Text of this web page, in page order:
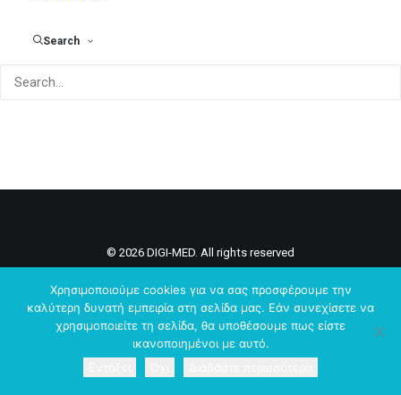
Search
© 2026 DIGI-MED. All rights reserved
Χρησιμοποιούμε cookies για να σας προσφέρουμε την
καλύτερη δυνατή εμπειρία στη σελίδα μας. Εάν συνεχίσετε να
χρησιμοποιείτε τη σελίδα, θα υποθέσουμε πως είστε
ικανοποιημένοι με αυτό.